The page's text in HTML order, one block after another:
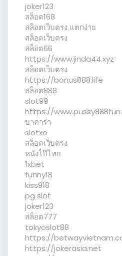
joker123
สล็อต168
สล็อตเว็บตรง แตกง่าย
สล็อตเว็บตรง
สล็อต66
https://www.jinda44.xyz
สล็อตเว็บตรง
https://bonus888.life
สล็อต888
slot99
https://
บาคาร่า
slotxo
สล็อตเว็บตรง
หนังโป๊ไทย
1xbet
funny18
kiss918
pg slot
joker123
สล็อต777
tokyoslot88
https://
https://jokerasia.net